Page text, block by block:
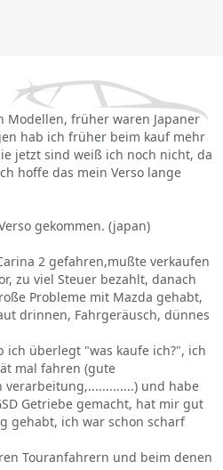
Modellen, früher waren Japaner
hab ich früher beim kauf mehr
jetzt sind weiß ich noch nicht, da
hoffe das mein Verso lange
gekommen. (japan)
2 gefahren,mußte verkaufen
zu viel Steuer bezahlt, danach
Probleme mit Mazda gehabt,
drinnen, Fahrgeräusch, dünnes
ich überlegt "was kaufe ich?", ich
mal fahren (gute
und habe
Getriebe gemacht, hat mir gut
gehabt, ich war schon scharf
Touranfahrern und beim denen